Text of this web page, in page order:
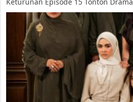
Keturunan Episode 15 Tonton